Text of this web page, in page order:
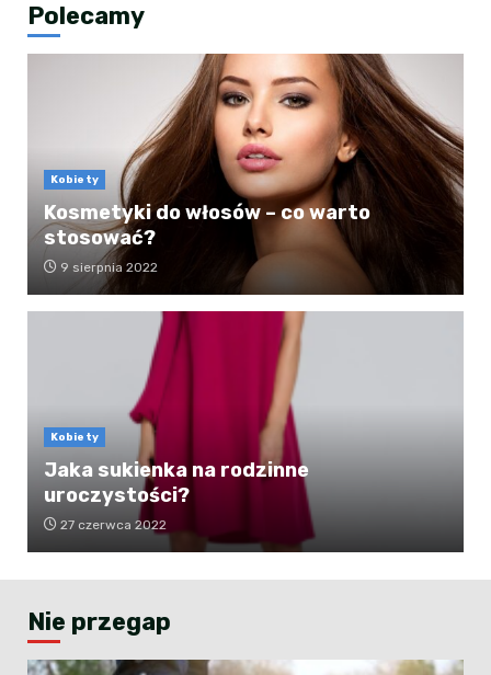
Polecamy
Kobiety
Kosmetyki do włosów – co warto
stosować?
9 sierpnia 2022
Kobiety
Jaka sukienka na rodzinne
uroczystości?
27 czerwca 2022
Nie przegap